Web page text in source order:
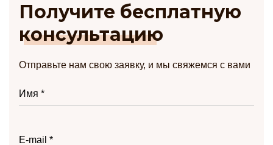
Получите бесплатную
консультацию
Отправьте нам свою заявку, и мы свяжемся с вами